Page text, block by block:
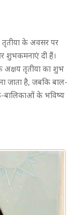
तृतीया के अवसर पर
शुभकमनाएं दी हैं।
अक्षय तृतीया का शुभ
जाता है, जबकि बाल-
बालिकाओं के भविष्य